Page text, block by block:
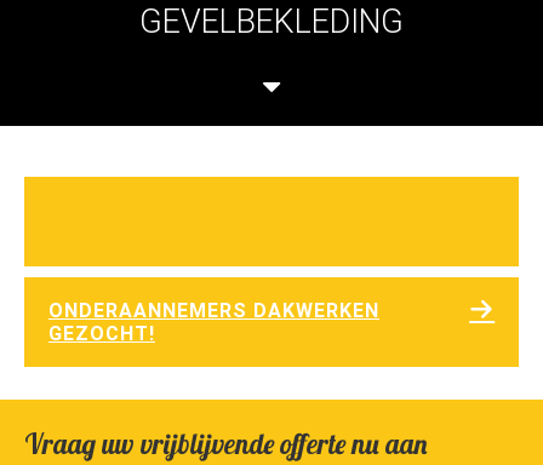
GEVELBEKLEDING
ONDERAANNEMERS DAKWERKEN
GEZOCHT!
Vraag uw vrijblijvende offerte nu aan